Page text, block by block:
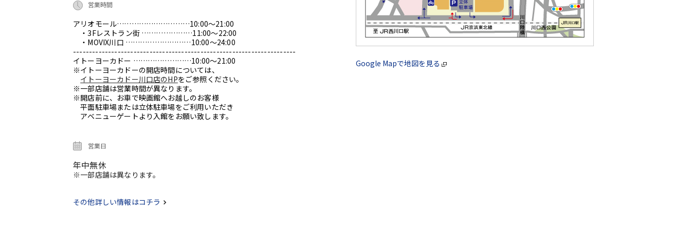
営業時間
アリオモール…………………………10:00～21:00
・3Fレストラン街 …………………11:00～22:00
・MOVIX川口 ………………………10:00～24:00
----------------------------------------------------------------------
イトーヨーカドー ……………………10:00～21:00
※イトーヨーカドーの開店時間については、
イトーヨーカドー川口店のHPをご参照ください。
※一部店舗は営業時間が異なります。
※開店前に、お車で映画館へお越しのお客様
平面駐車場または立体駐車場をご利用いただき
アベニューゲートより入館をお願い致します。
営業日
年中無休
※一部店舗は異なります。
その他詳しい情報はコチラ
Google Mapで地図を見る